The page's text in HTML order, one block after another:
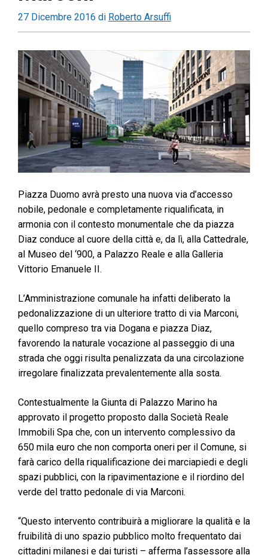
27 Dicembre 2016 di Roberto Arsuffi
Piazza Duomo avrà presto una nuova via d’accesso
nobile, pedonale e completamente riqualificata, in
armonia con il contesto monumentale che da piazza
Diaz conduce al cuore della città e, da lì, alla Cattedrale,
al Museo del ‘900, a Palazzo Reale e alla Galleria
Vittorio Emanuele II.
L’Amministrazione comunale ha infatti deliberato la
pedonalizzazione di un ulteriore tratto di via Marconi,
quello compreso tra via Dogana e piazza Diaz,
favorendo la naturale vocazione al passeggio di una
strada che oggi risulta penalizzata da una circolazione
irregolare finalizzata prevalentemente alla sosta.
Contestualmente la Giunta di Palazzo Marino ha
approvato il progetto proposto dalla Società Reale
Immobili Spa che, con un intervento complessivo da
650 mila euro che non comporta oneri per il Comune, si
farà carico della riqualificazione dei marciapiedi e degli
spazi pubblici, con la ripavimentazione e il riordino del
verde del tratto pedonale di via Marconi.
“Questo intervento contribuirà a migliorare la qualità e la
fruibilità di uno spazio pubblico molto frequentato dai
cittadini milanesi e dai turisti – afferma l’assessore alla